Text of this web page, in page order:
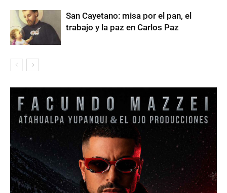
San Cayetano: misa por el pan, el
trabajo y la paz en Carlos Paz